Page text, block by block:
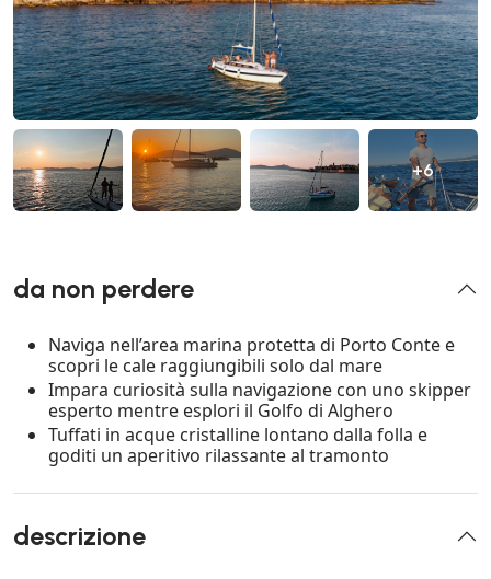
+6
da non perdere
Naviga nell’area marina protetta di Porto Conte e
scopri le cale raggiungibili solo dal mare
Impara curiosità sulla navigazione con uno skipper
esperto mentre esplori il Golfo di Alghero
Tuffati in acque cristalline lontano dalla folla e
goditi un aperitivo rilassante al tramonto
descrizione